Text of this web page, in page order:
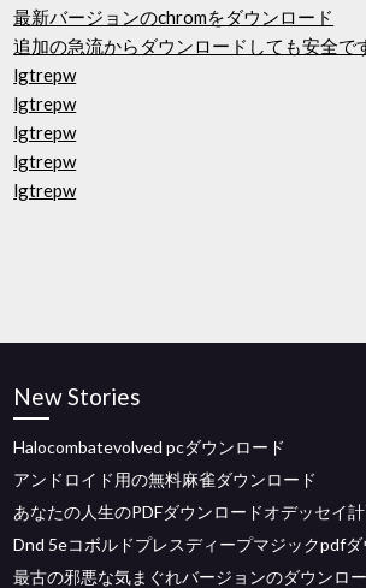
最新バージョンのchromをダウンロード
追加の急流からダウンロードしても安全で
lgtrepw
lgtrepw
lgtrepw
lgtrepw
lgtrepw
New Stories
Halocombatevolved pcダウンロード
アンドロイド用の無料麻雀ダウンロード
あなたの人生のPDFダウンロードオデッセイ
Dnd 5eコボルドプレスディープマジックpdfダ
最古の邪悪な気まぐれバージョンのダウンロ